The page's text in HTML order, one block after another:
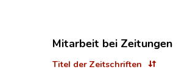
Mitarbeit bei Zeitungen
Titel der Zeitschriften